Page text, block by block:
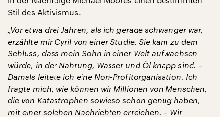
Stil des Aktivismus.
„Vor etwa drei Jahren, als ich gerade schwanger war,
erzählte mir Cyril von einer Studie. Sie kam zu dem
Schluss, dass mein Sohn in einer Welt aufwachsen
würde, in der Nahrung, Wasser und Öl knapp sind. –
Damals leitete ich eine Non-Profitorganisation. Ich
fragte mich, wie können wir Millionen von Menschen,
die von Katastrophen sowieso schon genug haben,
mit einer solchen Nachrichten erreichen. – Wir